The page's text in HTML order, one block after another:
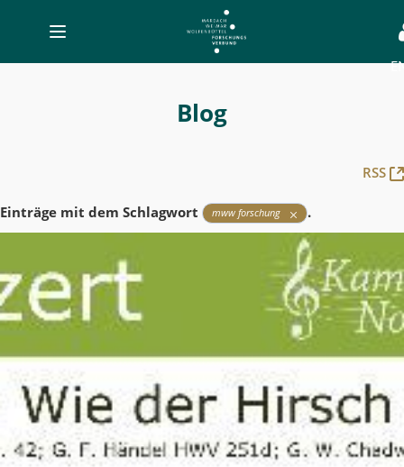
Toggle
navigation
Blog
RSS
Einträge mit dem Schlagwort mww forschung .